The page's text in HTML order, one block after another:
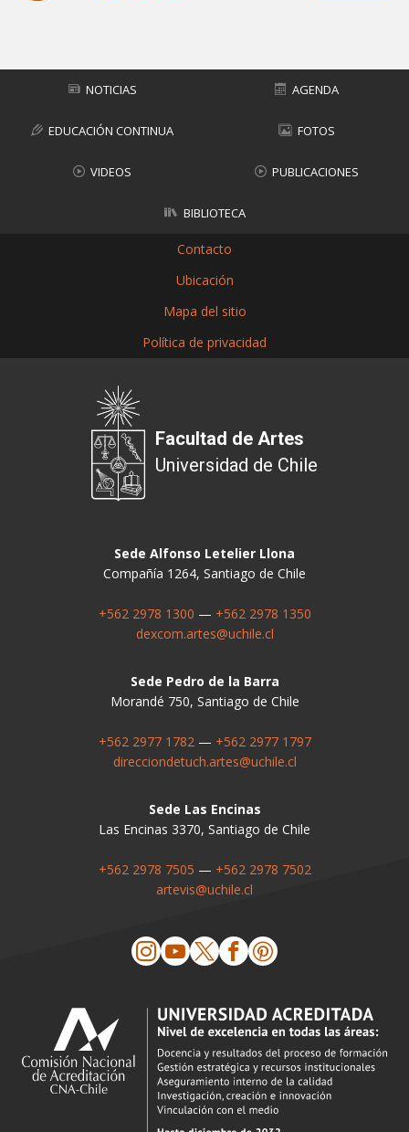
NOTICIAS AGENDA
EDUCACIÓN CONTINUA FOTOS
VIDEOS PUBLICACIONES
BIBLIOTECA
Contacto
Ubicación
Mapa del sitio
Política de privacidad
Facultad de Artes
Universidad de Chile
Sede Alfonso Letelier Llona
Compañía 1264, Santiago de Chile
+562 2978 1300 — +562 2978 1350
dexcom.artes@uchile.cl
Sede Pedro de la Barra
Morandé 750, Santiago de Chile
+562 2977 1782 — +562 2977 1797
direcciondetuch.artes@uchile.cl
Sede Las Encinas
Las Encinas 3370, Santiago de Chile
+562 2978 7505 — +562 2978 7502
artevis@uchile.cl